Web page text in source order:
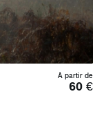
À partir de
60€